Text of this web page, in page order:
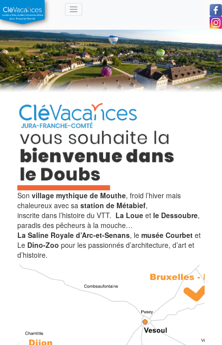
Son village mythique de Mouthe, froid l’hiver mais
chaleureux avec sa station de Métabief,
inscrite dans l’histoire du VTT. La Loue et le Dessoubre,
paradis des pêcheurs à la mouche…
La Saline Royale d’Arc-et-Senans, le musée Courbet et
Le Dino-Zoo pour les passionnés d’architecture, d’art et
d’histoire.